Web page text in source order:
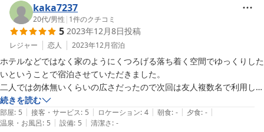
た。
ご家族皆さまでゆったりとお過ごしいただけたこと、またご両親様
にも気に入っていただけたことは、私たちにとって何よりの喜びで
す。
ぜひ次回はもう少し長く、皆さまでの時間をお楽しみください。心
よりお待ちしております。
ＢＢＱ×露天風呂付き一棟貸切ホテル ｔｅｉｈａｋｕ秩父長瀞
古民家邸
2026-01-17
kaka7237
20代/男性 | 1件のクチコミ
5 2023年12月8日投稿
レジャー 恋人 2023年12月宿泊
ホテルなどではなく家のようにくつろげる落ち着く空間でゆっくりした
いということで宿泊させていただきました。
二人では勿体無いくらいの広さだったので次回は友人複数名で利用した
いと思いました！
古民家らしい建物のしっかりした梁がかっこよかったです、清潔感のあ
るキッチンや東京ではみることのできないきれいな星空を眺めながらの
続きを読む
部屋: 5 | 接客・サービス: 5 | ロケーション: 4 | 朝食: - | 夕食: - |
温泉・お風呂: 5 | 設備: 5 | 清潔さ: -